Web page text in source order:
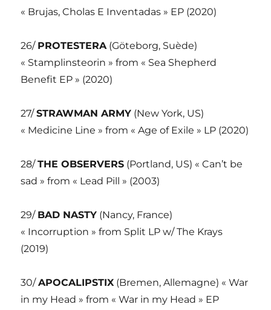
« Brujas, Cholas E Inventadas » EP (2020)
26/ PROTESTERA(Göteborg, Suède)
« Stamplinsteorin » from « Sea Shepherd
Benefit EP » (2020)
27/STRAWMAN ARMY (New York, US)
« Medicine Line » from « Age of Exile » LP (2020)
28/THE OBSERVERS (Portland, US) « Can’t be
sad » from « Lead Pill » (2003)
29/ BAD NASTY (Nancy, France)
« Incorruption » from Split LP w/ The Krays
(2019)
30/APOCALIPSTIX (Bremen, Allemagne) « War
in my Head » from « War in my Head » EP